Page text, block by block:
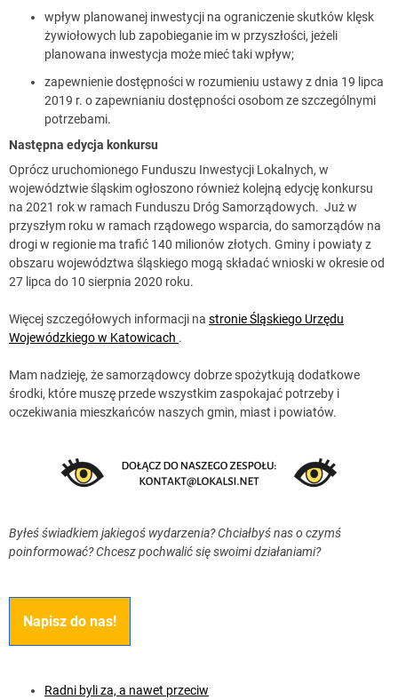
wpływ planowanej inwestycji na ograniczenie skutków klęsk
żywiołowych lub zapobieganie im w przyszłości, jeżeli
planowana inwestycja może mieć taki wpływ;
zapewnienie dostępności w rozumieniu ustawy z dnia 19 lipca
2019 r. o zapewnianiu dostępności osobom ze szczególnymi
potrzebami.
Następna edycja konkursu
Oprócz uruchomionego Funduszu Inwestycji Lokalnych, w
województwie śląskim ogłoszono również kolejną edycję konkursu
na 2021 rok w ramach Funduszu Dróg Samorządowych. Już w
przyszłym roku w ramach rządowego wsparcia, do samorządów na
drogi w regionie ma trafić 140 milionów złotych. Gminy i powiaty z
obszaru województwa śląskiego mogą składać wnioski w okresie od
27 lipca do 10 sierpnia 2020 roku.
Więcej szczegółowych informacji na stronie Śląskiego Urzędu
Wojewódzkiego w Katowicach .
Mam nadzieję, że samorządowcy dobrze spożytkują dodatkowe
środki, które muszę przede wszystkim zaspokajać potrzeby i
oczekiwania mieszkańców naszych gmin, miast i powiatów.
Byłeś świadkiem jakiegoś wydarzenia? Chciałbyś nas o czymś
poinformować? Chcesz pochwalić się swoimi działaniami?
Napisz do nas!
Radni byli za, a nawet przeciw